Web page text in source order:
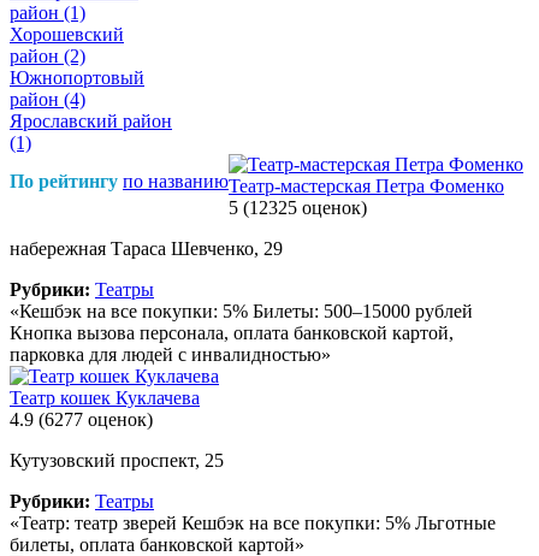
район (1)
Хорошевский
район (2)
Южнопортовый
район (4)
Ярославский район
(1)
По рейтингу по названиюТеатр-мастерская Петра Фоменко
5 (12325 оценок)
набережная Тараса Шевченко, 29
Рубрики: Театры
«Кешбэк на все покупки: 5% Билеты: 500–15000 рублей
Кнопка вызова персонала, оплата банковской картой,
парковка для людей с инвалидностью»
Театр кошек Куклачева
4.9 (6277 оценок)
Кутузовский проспект, 25
Рубрики: Театры
«Театр: театр зверей Кешбэк на все покупки: 5% Льготные
билеты, оплата банковской картой»